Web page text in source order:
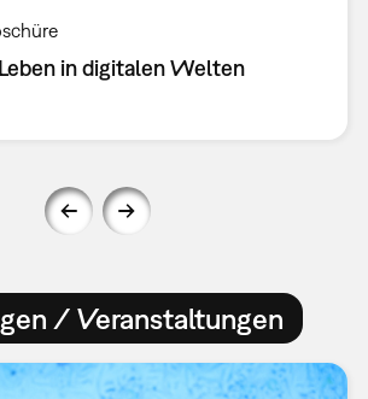
in digitalen Welten
/ Veranstaltungen